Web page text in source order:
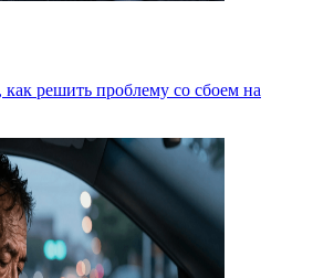
решить проблему со сбоем на